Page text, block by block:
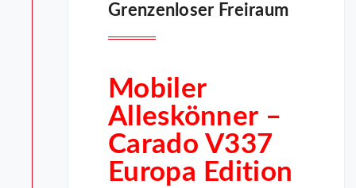
Grenzenloser Freiraum
Mobiler
Alleskönner –
Carado V337
Europa Edition